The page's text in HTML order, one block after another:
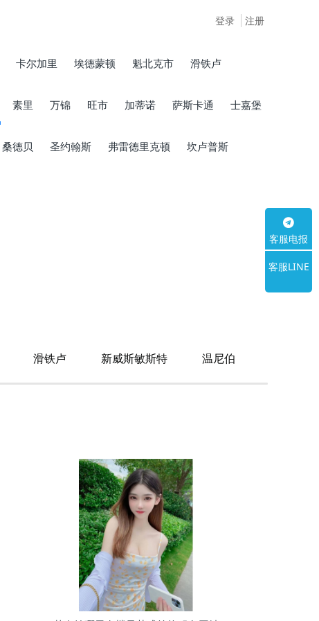
登录 注册
卡尔加里 埃德蒙顿 魁北克市 滑铁卢
素里 万锦 旺市 加蒂诺 萨斯卡通 士嘉堡
桑德贝 圣约翰斯 弗雷德里克顿 坎卢普斯
滑铁卢 新威斯敏斯特 温尼伯
客服电报
客服LINE